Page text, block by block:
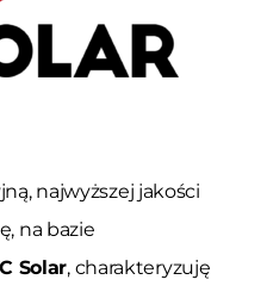
najwyższej jakości
na bazie
Solar, charakteryzuję